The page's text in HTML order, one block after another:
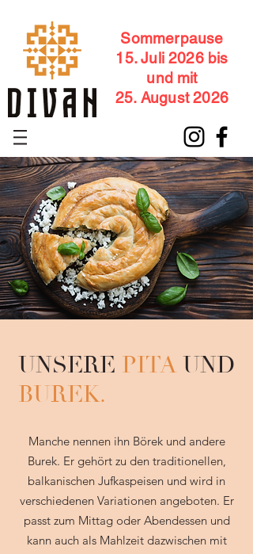
Sommerpause
15. Juli 2026 bis
und mit
25. August 2026
UNSERE PITAUND
BUREK.
Manche nennen ihn Börek und andere
Burek. Er gehört zu den traditionellen,
balkanischen Jufkaspeisen und wird in
verschiedenen Variationen angeboten. Er
passt zum Mittag oder Abendessen und
kann auch als Mahlzeit dazwischen mit